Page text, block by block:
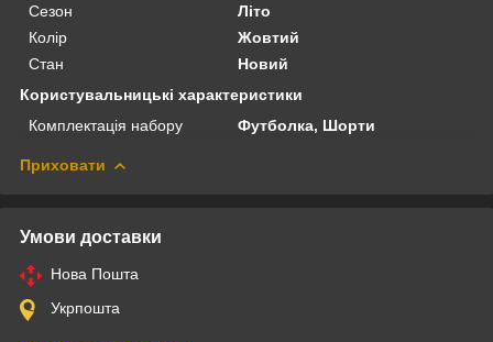
Сезон
Літо
Колір
Жовтий
Стан
Новий
Користувальницькі характеристики
Комплектація набору
Футболка, Шорти
Приховати
Умови доставки
Нова Пошта
Укрпошта